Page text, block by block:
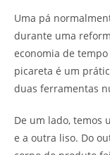
Uma pá
durante uma
economia de
picareta é um
duas ferramentas
De um lado, temos
e a outra liso. Do